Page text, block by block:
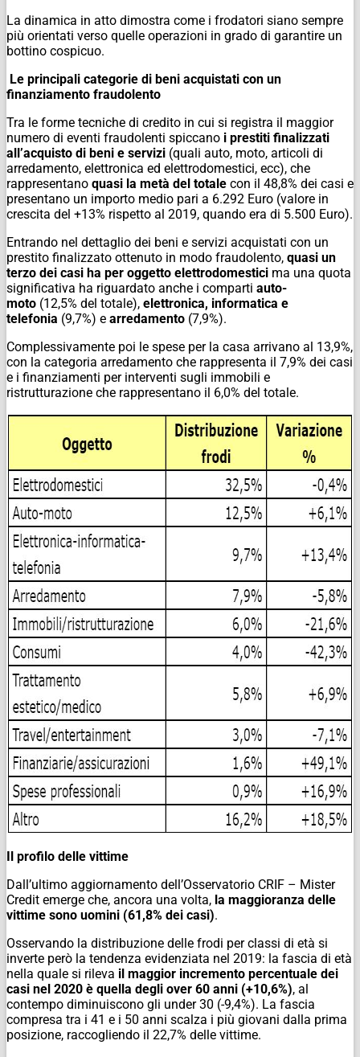
La dinamica in atto dimostra come i frodatori siano sempre
più orientati verso quelle operazioni in grado di garantire un
bottino cospicuo.
Le principali categorie di beni acquistati con un
finanziamento fraudolento
Tra le forme tecniche di credito in cui si registra il maggior
numero di eventi fraudolenti spiccano i prestiti finalizzati
all’acquisto di beni e servizi (quali auto, moto, articoli di
arredamento, elettronica ed elettrodomestici, ecc), che
rappresentano quasi la metà del totale con il 48,8% dei casi e
presentano un importo medio pari a 6.292 Euro (valore in
crescita del +13% rispetto al 2019, quando era di 5.500 Euro).
Entrando nel dettaglio dei beni e servizi acquistati con un
prestito finalizzato ottenuto in modo fraudolento, quasi un
terzo dei casi ha per oggetto elettrodomestici ma una quota
significativa ha riguardato anche i comparti auto-
moto (12,5% del totale), elettronica, informatica e
telefonia (9,7%) e arredamento (7,9%).
Complessivamente poi le spese per la casa arrivano al 13,9%,
con la categoria arredamento che rappresenta il 7,9% dei casi
e i finanziamenti per interventi sugli immobili e
ristrutturazione che rappresentano il 6,0% del totale.
Il profilo delle vittime
Dall’ultimo aggiornamento dell’Osservatorio CRIF – Mister
Credit emerge che, ancora una volta, la maggioranza delle
vittime sono uomini (61,8% dei casi).
Osservando la distribuzione delle frodi per classi di età si
inverte però la tendenza evidenziata nel 2019: la fascia di età
nella quale si rileva il maggior incremento percentuale dei
casi nel 2020 è quella degli over 60 anni (+10,6%), al
contempo diminuiscono gli under 30 (-9,4%). La fascia
compresa tra i 41 e i 50 anni scalza i più giovani dalla prima
posizione, raccogliendo il 22,7% delle vittime.